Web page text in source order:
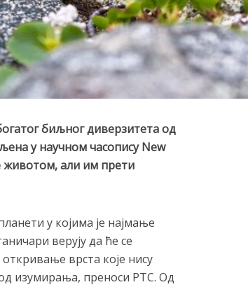
биљног диверзитета од
унаучном часопису New
животом, али им прети
у којима је најмање
верују да ће се
врста које нису
изумирања, преноси РТС. Од